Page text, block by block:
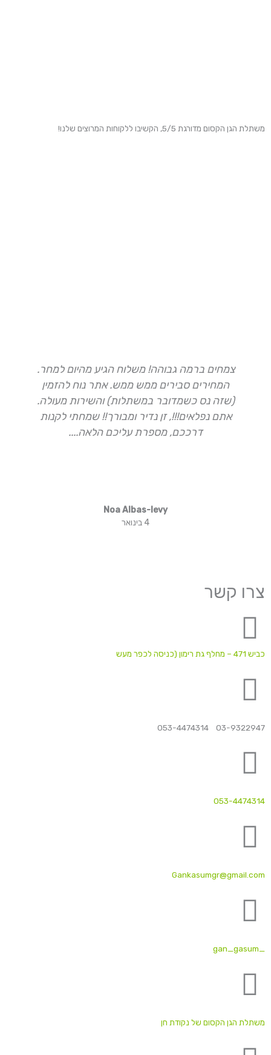
משתלת הגן הקסום מדורגת 5/5, הקשיבו ללקוחות המרוצים שלנו!
צמחים ברמה גבוהה! משלוח הגיע מהיום למחר.
המחירים סבירים ממש ממש. אתר נוח להזמין
(שזה נס כשמדובר במשתלות) והשירות מעולה.
אתם נפלאים!!!, זן נדיר ומבורך!! שמחתי לקנות
דרככם, מספרת עליכם הלאה....
Noa Albas-levy
4 בינואר
צרו קשר
כביש 471 – מחלף גת רימון (כניסה לכפר מעש
03-9322947 053-4474314
053-4474314
Gankasumgr@gmail.com
_gan_gasum
משתלת הגן הקסום של נקודת חן